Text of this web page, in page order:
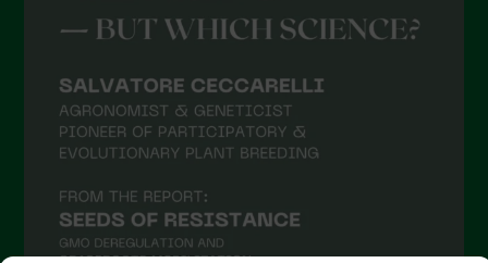
Luglio 2021
Aprile 2021
Febbraio 2021
Gennaio 2021